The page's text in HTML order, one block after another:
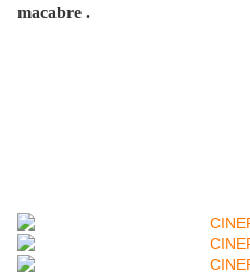
macabre .